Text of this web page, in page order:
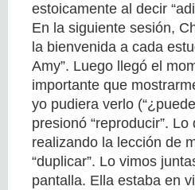
estoicamente al decir
En la siguiente sesión,
la bienvenida a cada
Amy”. Luego llegó el
importante que
yo pudiera verlo
presionó “reproducir”.
realizando la lección de
“duplicar”. Lo vimos
pantalla. Ella estaba en